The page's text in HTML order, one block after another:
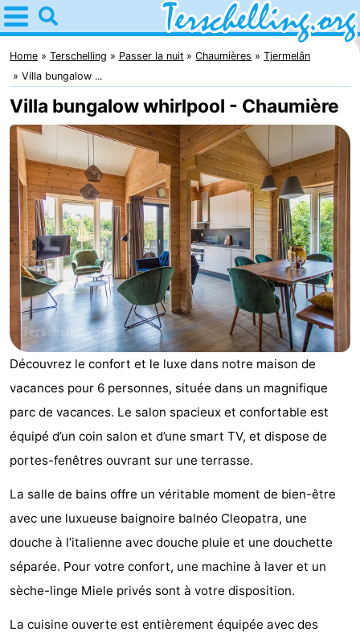
Home
Terschelling
Astuces
Avec
les
enfants
Villages
Nature
Passer
la
nuit
Appartements
-
Elements
-
West
Résidence
Terschelling
-
Strandappartementen
West
Terschelling
Tjermelân
Campings
Chambre
d'hôtes
Chaumières
-
De
-
Home Terschelling Passer la nuit Chaumières
Tjermelân
Villa bungalow ...
Villa bungalow whirlpool - Chaumière
Découvrez le confort et le luxe dans notre maison de
vacances pour 6 personnes, située dans un magnifique
parc de vacances. Le salon spacieux et confortable est
équipé d’un coin salon et d’une smart TV, et dispose de
portes-fenêtres ouvrant sur une terrasse.
La salle de bains offre un véritable moment de bien-être
avec une luxueuse baignoire balnéo Cleopatra, une
douche à l’italienne avec douche pluie et une douchette
séparée. Pour votre confort, une machine à laver et un
sèche-linge Miele privés sont à votre disposition.
La cuisine ouverte est entièrement équipée avec des